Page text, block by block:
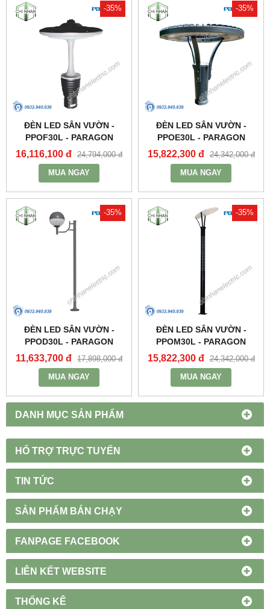
DANH MỤC SẢN PHẨM
HỔ TRỢ TRỰC TUYẾN
TIN TỨC
SẢN PHẨM BÁN CHẠY
FANPAGE FACEBOOK
LIÊN KẾT WEBSITE
THỐNG KÊ
-35%
ĐÈN LED SÂN VƯỜN -
PPOF30L - PARAGON
16,116,100 đ 24,794,000 đ
MUA NGAY
-35%
ĐÈN LED SÂN VƯỜN -
PPOE30L - PARAGON
15,822,300 đ 24,342,000 đ
MUA NGAY
-35%
ĐÈN LED SÂN VƯỜN -
PPOD30L - PARAGON
11,633,700 đ 17,898,000 đ
MUA NGAY
-35%
ĐÈN LED SÂN VƯỜN -
PPOM30L - PARAGON
15,822,300 đ 24,342,000 đ
MUA NGAY